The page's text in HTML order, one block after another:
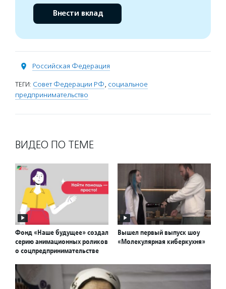
Внести вклад
Российская Федерация
ТЕГИ: Совет Федерации РФ, социальное
предпринимательство
ВИДЕО ПО ТЕМЕ
Фонд «Наше будущее» создал
серию анимационных роликов
о соцпредпринимательстве
Вышел первый выпуск шоу
«Молекулярная киберкухня»